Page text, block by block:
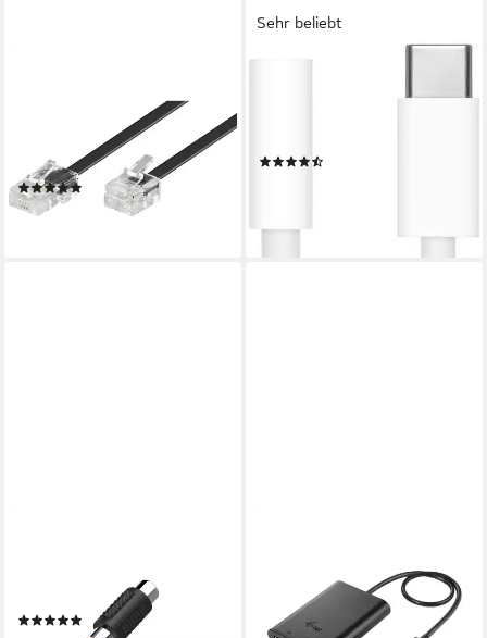
Anschlusskabel [1x RJ45-
Stecker - 1x RJ11-Stec
Telefonkabel, (300.00 cm)
ab 3,30 €
Sehr beliebt
lieferbar - in 1-2 Werktagen bei dir
Audio-Adapter zu Cinch
(1)
Adapter für Displays. USB-
Adapter USB-Stecker Typ C
zu Adapter/Wandler